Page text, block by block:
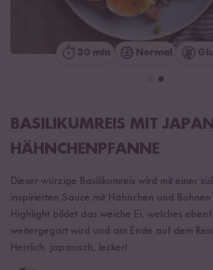
30 min Normal
BASILIKUMREIS MIT
HÄHNCHENPFANNE
Dieser würzige Basilikumreis wird mit einer
inspirierten Sauce mit Hähnchen und Bohnen
Highlight bildet das weiche Ei, welches
weitergegart wird und am Ende auf dem
Herrlich, japanisch, lecker!